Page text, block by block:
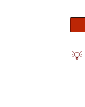
💡